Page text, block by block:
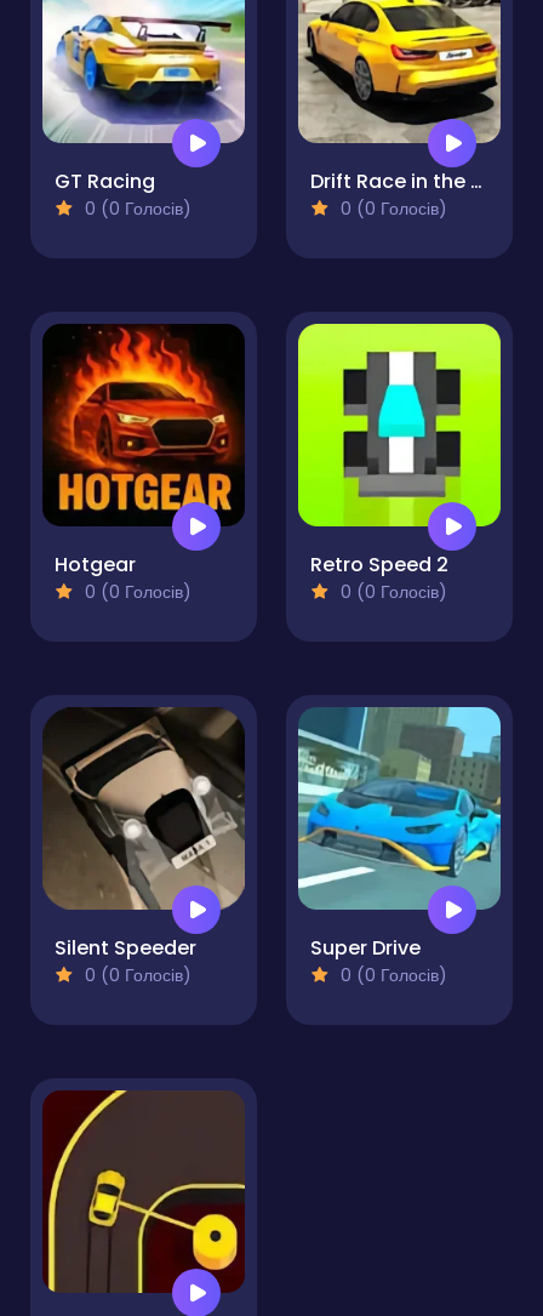
GT Racing
0 (0 Голосів)
Drift Race in the Open World
0 (0 Голосів)
Hotgear
0 (0 Голосів)
Retro Speed 2
0 (0 Голосів)
Silent Speeder
0 (0 Голосів)
Super Drive
0 (0 Голосів)